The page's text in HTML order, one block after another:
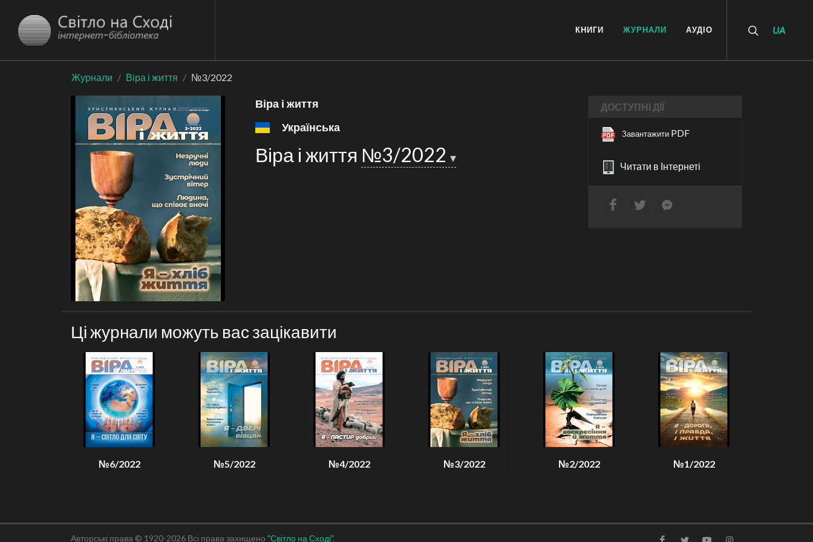
UA
КНИГИ ЖУРНАЛИ АУДІО
Журнали Віра і життя №3/2022
Віра і життя
Українська
Віра і життя №3/2022
ДОСТУПНІ ДІЇ
Завантажити PDF
Читати в Інтернеті
Ці журнали можуть вас зацікавити
№6/2022 №5/2022 №4/2022 №3/2022 №2/2022 №1/2022
Авторські права © 1920-2026 Всі права захищено "Світло на Сході".